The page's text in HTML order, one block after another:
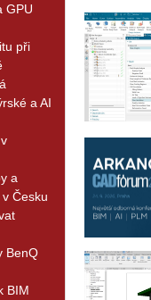
GPU
při
a AI
a
Česku
BenQ
BIM